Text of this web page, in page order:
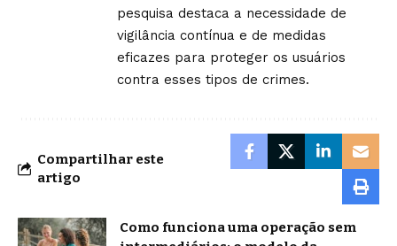
pesquisa destaca a necessidade de
vigilância contínua e de medidas
eficazes para proteger os usuários
contra esses tipos de crimes.
Compartilhar este
artigo
Como funciona uma operação sem